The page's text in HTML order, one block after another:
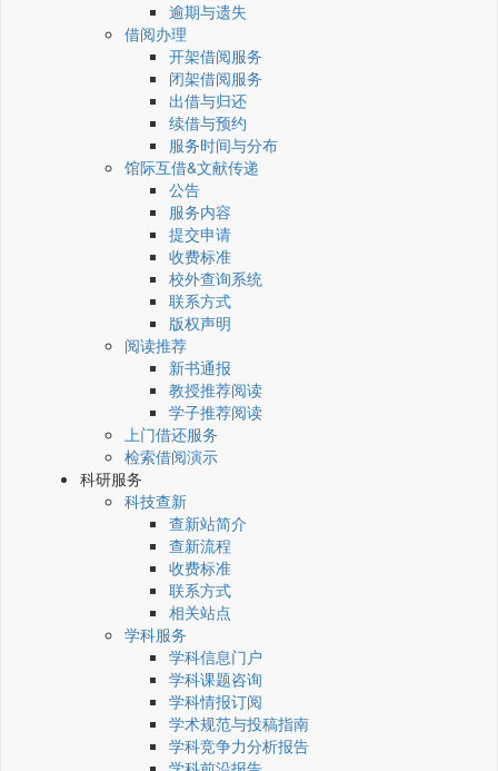
逾期与遗失
借阅办理
开架借阅服务
闭架借阅服务
出借与归还
续借与预约
服务时间与分布
馆际互借&文献传递
公告
服务内容
提交申请
收费标准
校外查询系统
联系方式
版权声明
阅读推荐
新书通报
教授推荐阅读
学子推荐阅读
上门借还服务
检索借阅演示
科研服务
科技查新
查新站简介
查新流程
收费标准
联系方式
相关站点
学科服务
学科信息门户
学科课题咨询
学科情报订阅
学术规范与投稿指南
学科竞争力分析报告